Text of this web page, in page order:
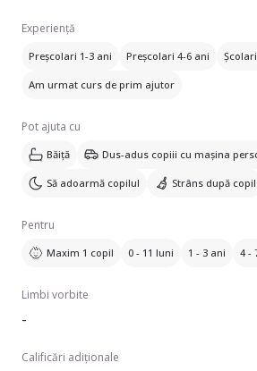
Experiență
Preșcolari 1-3 ani Preșcolari 4-6 ani
Am urmat curs de prim ajutor
Pot ajuta cu
Băiță Dus-adus copiii cu mașina
Să adoarmă copilul Strâns după copil
Pentru
Maxim 1 copil 0 - 11 luni 1 - 3 ani 4 -
Limbi vorbite
-
Calificări adiționale